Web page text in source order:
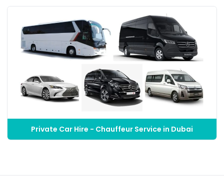
Private Car Hire - Chauffeur Service in Dubai